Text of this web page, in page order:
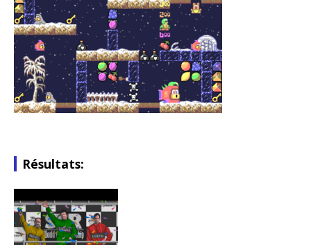
Résultats: